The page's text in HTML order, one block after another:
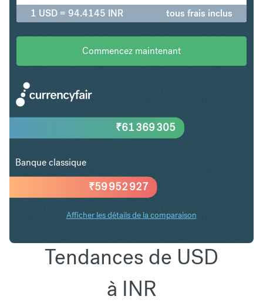
1 USD = 94.4145 INR tous frais inclus
Commencez maintenant
₹59 952 927
₹61 369 305
Banque classique
Afficher les détails de la comparaison
Tendances de USD
à INR